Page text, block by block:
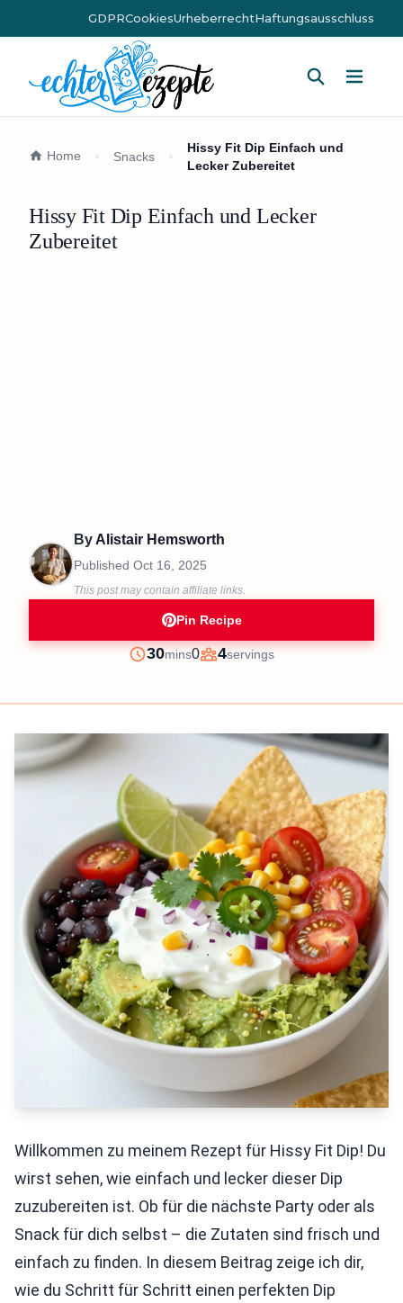
GDPRCookiesUrheberrechtHaftungsausschluss
Home Snacks
Hissy Fit Dip Einfach und
Lecker Zubereitet
Hissy Fit Dip Einfach und Lecker
Zubereitet
ByAlistair Hemsworth
Published Oct 16, 2025
This post may contain affiliate links.
Pin Recipe
Prep
30minutes
mins0
Servings
4servings
Willkommen zu meinem Rezept für Hissy Fit Dip! Du
wirst sehen, wie einfach und lecker dieser Dip
zuzubereiten ist. Ob für die nächste Party oder als
Snack für dich selbst – die Zutaten sind frisch und
einfach zu finden. In diesem Beitrag zeige ich dir,
wie du Schritt für Schritt einen perfekten Dip